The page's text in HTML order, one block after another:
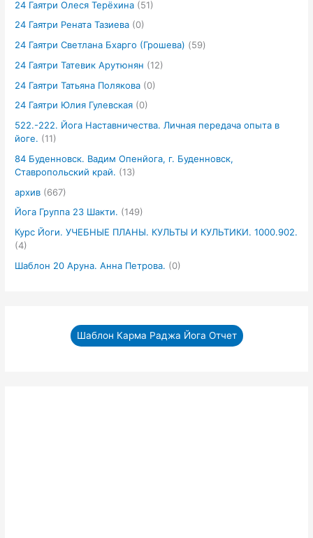
24 Гаятри Олеся Терёхина (51)
24 Гаятри Рената Тазиева (0)
24 Гаятри Светлана Бхарго (Грошева) (59)
24 Гаятри Татевик Арутюнян (12)
24 Гаятри Татьяна Полякова (0)
24 Гаятри Юлия Гулевская (0)
522.-222. Йога Наставничества. Личная передача опыта в
йоге. (11)
84 Буденновск. Вадим Опенйога, г. Буденновск,
Ставропольский край. (13)
архив (667)
Йога Группа 23 Шакти. (149)
Курс Йоги. УЧЕБНЫЕ ПЛАНЫ. КУЛЬТЫ И КУЛЬТИКИ. 1000.902.
(4)
Шаблон 20 Аруна. Анна Петрова. (0)
Шаблон Карма Раджа Йога Отчет